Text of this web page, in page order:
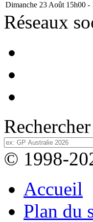
Dimanche 23 Août 15h00 -
Réseaux
© 1998-
Accueil
Plan du